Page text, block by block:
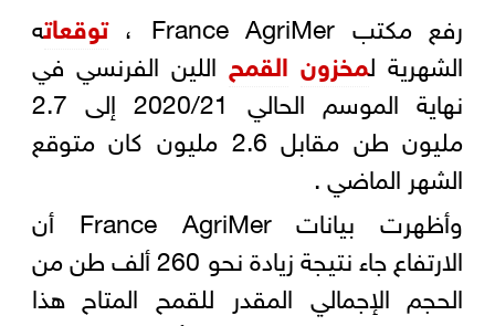
رفع مكتب France AgriMer ، توقعاته
الشهرية لمخزون القمح اللين الفرنسي في
نهاية الموسم الحالي 2020/21 إلى 2.7
مليون طن مقابل 2.6 مليون كان متوقع
الشهر الماضي .
وأظهرت بيانات France AgriMer أن
الارتفاع جاء نتيجة زيادة نحو 260 ألف طن من
الحجم الإجمالي المقدر للقمح المتاح هذا